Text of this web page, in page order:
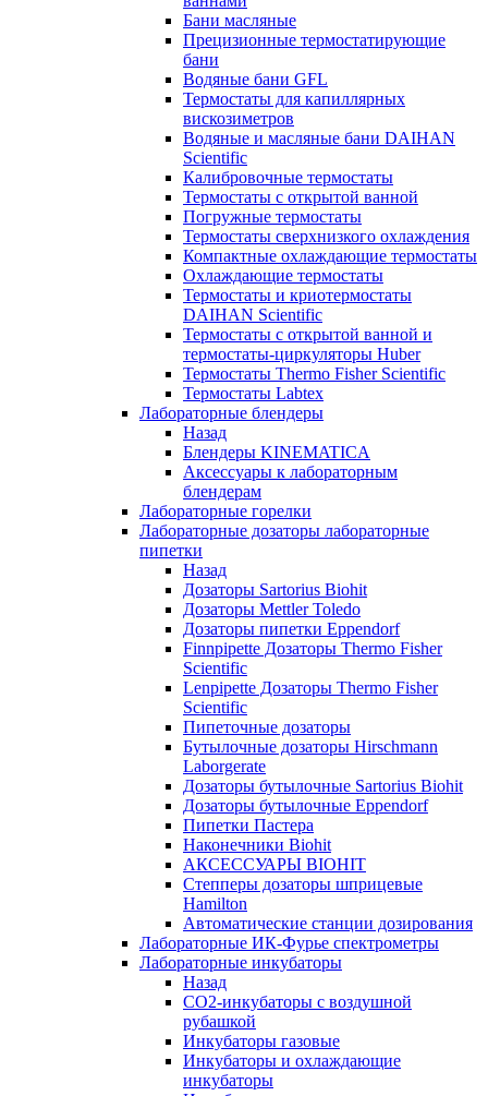
Бани масляные
Прецизионные термостатирующие
бани
Водяные бани GFL
Термостаты для капиллярных
вискозиметров
Водяные и масляные бани DAIHAN
Scientific
Калибровочные термостаты
Термостаты с открытой ванной
Погружные термостаты
Термостаты сверхнизкого охлаждения
Компактные охлаждающие термостаты
Охлаждающие термостаты
Термостаты и криотермостаты
DAIHAN Scientific
Термостаты с открытой ванной и
термостаты-циркуляторы Huber
Термостаты Thermo Fisher Scientific
Термостаты Labtex
Лабораторные блендеры
Назад
Блендеры KINEMATICA
Аксессуары к лабораторным
блендерам
Лабораторные горелки
Лабораторные дозаторы лабораторные
пипетки
Назад
Дозаторы Sartorius Biohit
Дозаторы Mettler Toledo
Дозаторы пипетки Eppendorf
Finnpipette Дозаторы Thermo Fisher
Scientific
Lenpipette Дозаторы Thermo Fisher
Scientific
Пипеточные дозаторы
Бутылочные дозаторы Hirschmann
Laborgerate
Дозаторы бутылочные Sartorius Biohit
Дозаторы бутылочные Eppendorf
Пипетки Пастера
Наконечники Biohit
АКСЕССУАРЫ BIOHIT
Степперы дозаторы шприцевые
Hamilton
Автоматические станции дозирования
Лабораторные ИК-Фурье спектрометры
Лабораторные инкубаторы
Назад
СО2-инкубаторы с воздушной
рубашкой
Инкубаторы газовые
Инкубаторы и охлаждающие
инкубаторы